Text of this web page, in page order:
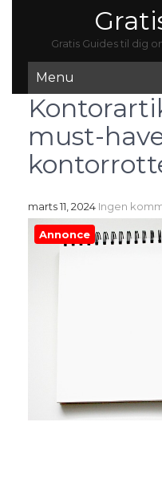
Gratis Guides til dig
Menu
must-
marts 11, 2024 Ingen
Annonce